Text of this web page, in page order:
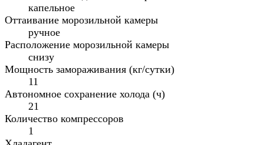
капельное
Оттаивание морозильной камеры
ручное
Расположение морозильной камеры
снизу
Мощность замораживания (кг/сутки)
11
Автономное сохранение холода (ч)
21
Количество компрессоров
1